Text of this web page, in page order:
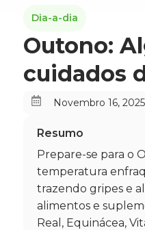
Dia-a-dia
Outono:
cuidados
 Novembro 16, 2025
Resumo
Prepare-se para o
temperatura
trazendo gripes e
alimentos e
Real, Equinácea,